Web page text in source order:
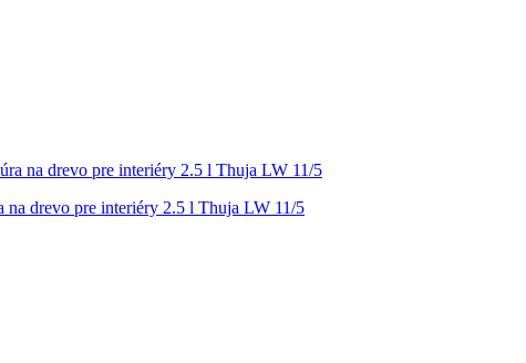
drevo pre interiéry 2.5 l Thuja LW 11/5